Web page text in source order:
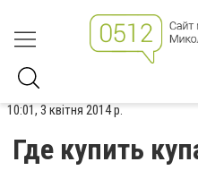
10:01, 3 квітня 2014 р.
Где купить